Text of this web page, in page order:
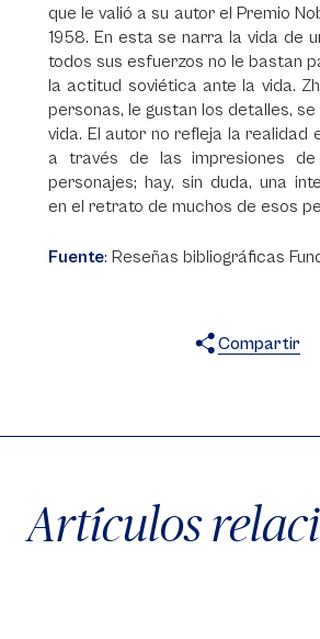
que le valió a su autor el Premio
1958. En esta se narra la vida de
todos sus esfuerzos no le bastan
la actitud soviética ante la vida.
personas, le gustan los detalles, se
vida. El autor no refleja la realidad
a través de las impresiones de
personajes; hay, sin duda, una
en el retrato de muchos de esos
Fuente: Reseñas bibliográficas
Compartir
Artículos